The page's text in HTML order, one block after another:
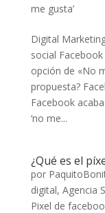
me gusta’
Digital
social
opción de «No
propuesta?
Facebook
‘no me...
¿Qué es el
por
digital, Agencia
Pixel de